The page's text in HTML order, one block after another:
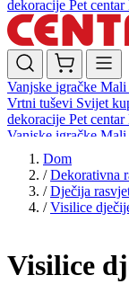
dekoracije Pet centar
Vanjske igračke Mali
Vrtni tuševi Svijet
dekoracije Pet centar
Vanjske igračke Mali
Vrtni tuševi
dekoracijePet centar
Dom
/ Dekorativna
/ Dječija
/ Visilice
Visilice